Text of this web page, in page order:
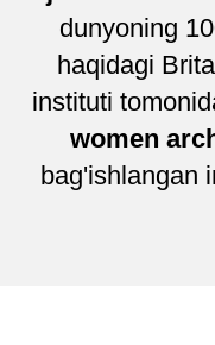
dunyoning
haqidagi
instituti
women
bag'ishlangan